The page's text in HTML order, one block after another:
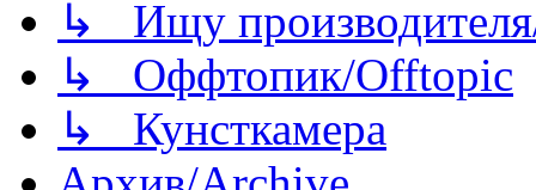
↳ Ищу
↳ Оффтопик/Offtopic
↳ Кунсткамера